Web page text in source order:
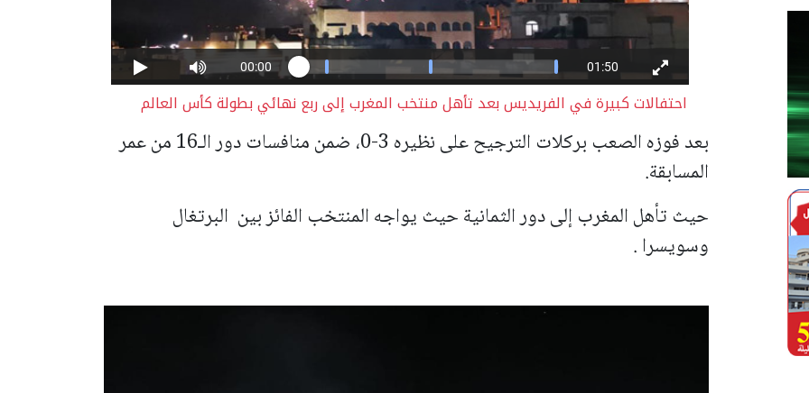
احتفالات كبيرة في الفريديس بعد تأهل منتخب المغرب إلى ربع نهائي بطولة كأس العالم
بعد فوزه الصعب بركلات الترجيح على نظيره 3-0، ضمن منافسات دور الـ16 من عمر
المسابقة.
حيث تأهل المغرب إلى دور الثمانية حيث يواجه المنتخب الفائز بين البرتغال
وسويسرا .